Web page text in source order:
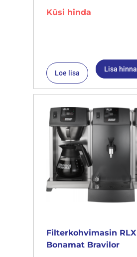
Küsi hinda
Loe lisa Lisa
Filterkohvimasin RLX
Bonamat Bravilor